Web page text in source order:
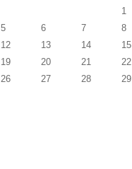
1
5 6 7 8
12 13 14 15
19 20 21 22
26 27 28 29